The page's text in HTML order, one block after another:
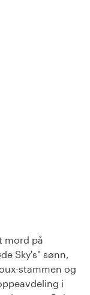
mord på
Sky's" sønn,
stammen og
i